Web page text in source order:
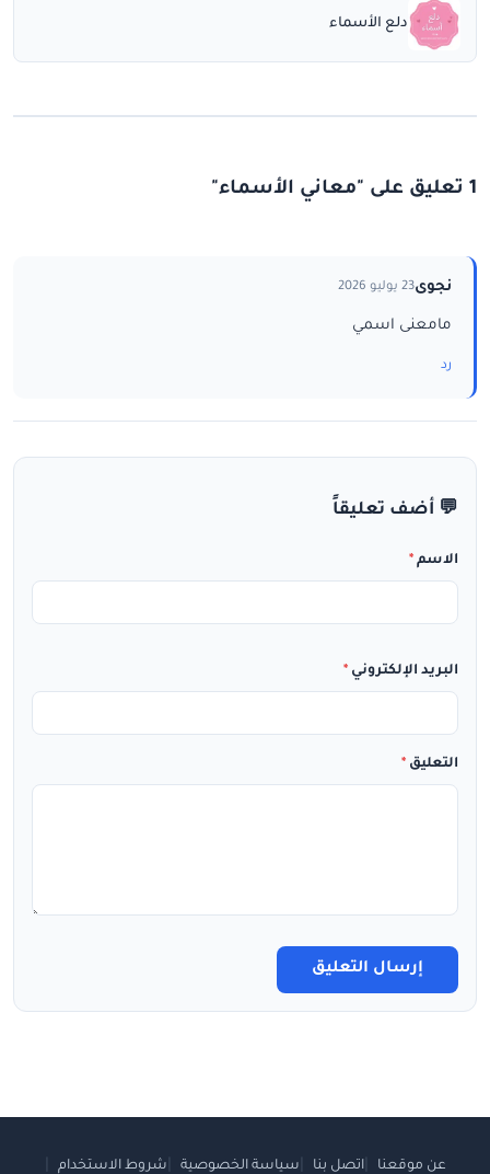
دلع الأسماء
1 تعليق على "معاني الأسماء"
نجوى23 يوليو 2026
مامعنى اسمي
رد
💬 أضف تعليقاً
الاسم *
البريد الإلكتروني *
التعليق *
إرسال التعليق
عن موقعنا اتصل بنا سياسة الخصوصية شروط الاستخدام